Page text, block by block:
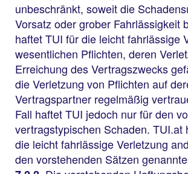
unbeschränkt, soweit die
Vorsatz oder grober Fahrlässigkeit
haftet TUI für die leicht fahrlässige
wesentlichen Pflichten, deren
Erreichung des Vertragszwecks
die Verletzung von Pflichten auf
Vertragspartner regelmäßig
Fall haftet TUI jedoch nur für den
vertragstypischen Schaden. TUI.at
die leicht fahrlässige Verletzung
den vorstehenden Sätzen